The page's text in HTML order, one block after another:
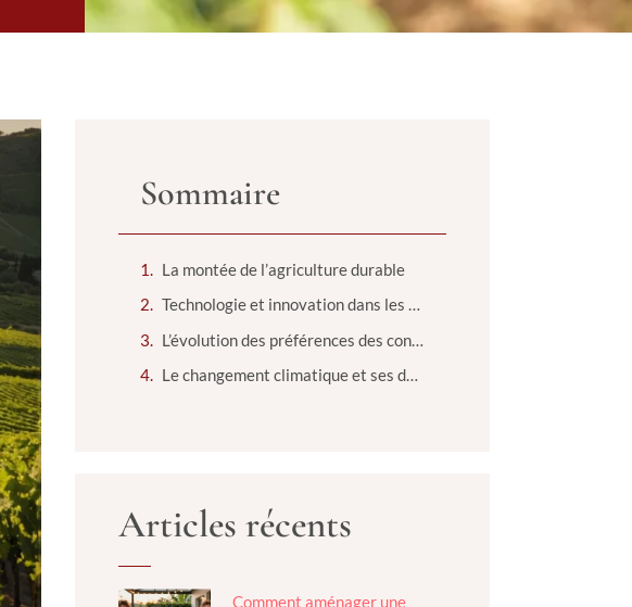
Sommaire
La montée de l’agriculture durable
Technologie et innovation dans les vignobles
Le changement climatique et ses défis
Articles récents
Comment aménager une